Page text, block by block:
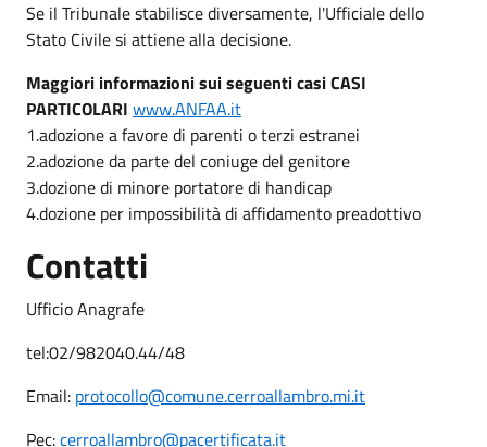
Se il Tribunale stabilisce diversamente, l'Ufficiale dello
Stato Civile si attiene alla decisione.
Maggiori informazioni sui seguenti casi CASI
PARTICOLARI www.ANFAA.it
1.adozione a favore di parenti o terzi estranei
2.adozione da parte del coniuge del genitore
3.dozione di minore portatore di handicap
4.dozione per impossibilità di affidamento preadottivo
Contatti
Ufficio Anagrafe
tel:02/982040.44/48
Email: protocollo@comune.cerroallambro.mi.it
Pec:cerroallambro@pacertificata.it